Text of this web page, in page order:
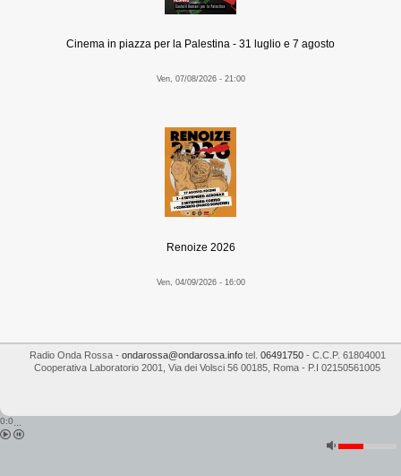
Cinema in piazza per la Palestina - 31 luglio e 7 agosto
Ven, 07/08/2026 - 21:00
Renoize 2026
Ven, 04/09/2026 - 16:00
Radio Onda Rossa- ondarossa@ondarossa.infotel. 06491750- C.C.P. 61804001
Cooperativa Laboratorio 2001
Via dei Volsci 56 00185 Roma - P.I 02150561005
0:0...